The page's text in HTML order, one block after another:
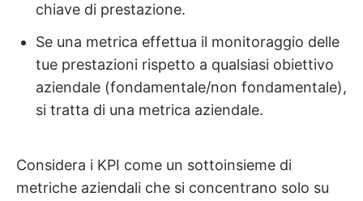
chiave di prestazione.
Se una metrica effettua il monitoraggio delle
tue prestazioni rispetto a qualsiasi obiettivo
aziendale (fondamentale/non fondamentale),
si tratta di una metrica aziendale.
Considera i KPI come un sottoinsieme di
metriche aziendali che si concentrano solo su